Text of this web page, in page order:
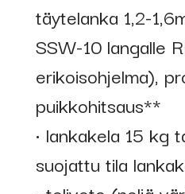
täytelanka 1,2-
SSW-10 langalle
erikoisohjelma),
puikkohitsaus**
• lankakela 15 kg
suojattu tila